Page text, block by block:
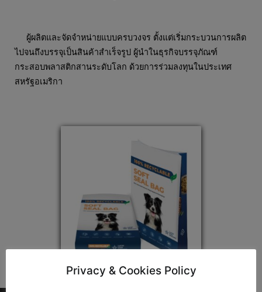
ผู้ผลิตและจัดจำหน่ายแบบครบวงจร ตั้งแต่เริ่มกระบวนการผลิต
ไปจนถึงบรรจุเป็นสินค้าสำเร็จรูป ผู้นำในธุรกิจบรรจุภัณฑ์
กระสอบพลาสติกสานระดับโลก ด้วยการร่วมลงทุนในประเทศ
สหรัฐอเมริกา
Privacy & Cookies Policy